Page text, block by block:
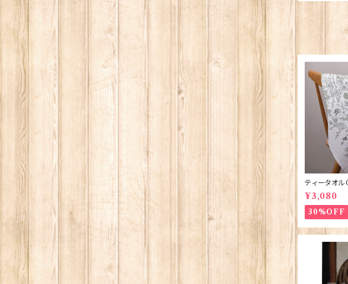
ティータオ
sⅢ
s 50129
¥3,080
30%OFF